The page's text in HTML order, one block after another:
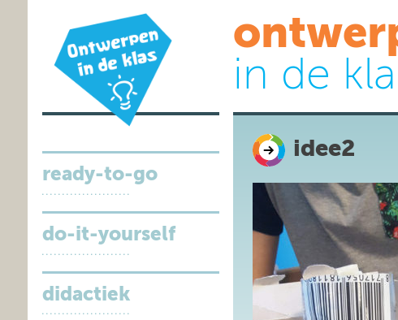
in de
ready-to-go
do-it-yourself
didactiek
idee2